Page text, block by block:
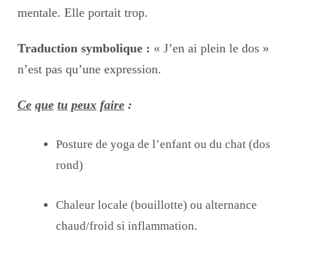
mentale. Elle portait trop.
Traduction symbolique : « J’en ai plein le dos »
n’est pas qu’une expression.
Ce que tu peux faire :
Posture de yoga de l’enfant ou du chat (dos
rond)
Chaleur locale (bouillotte) ou alternance
chaud/froid si inflammation.